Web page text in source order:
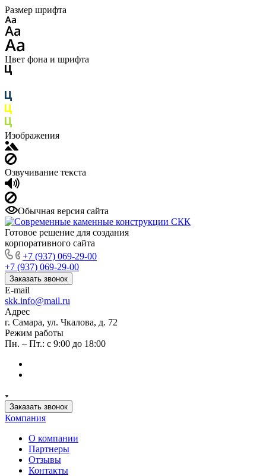
Размер шрифта
Цвет фона и шрифта
Изображения
Озвучивание текста
Обычная версия сайта
Готовое решение для создания
корпоративного сайта
+7 (937) 069-29-00
+7 (937) 069-29-00
Заказать звонок
E-mail
skk.info@mail.ru
Адрес
г. Самара, ул. Чкалова, д. 72
Режим работы
Пн. – Пт.: с 9:00 до 18:00
Заказать звонок
Компания
О компании
Партнеры
Отзывы
Контакты